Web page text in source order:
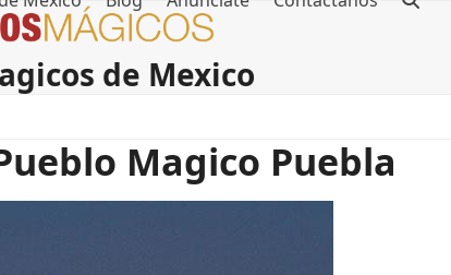
de Mexico
Magico Puebla